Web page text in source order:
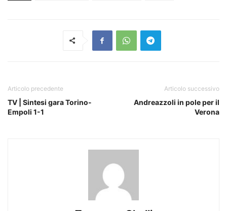
Articolo precedente
TV | Sintesi gara Torino-
Empoli 1-1
Articolo successivo
Andreazzoli in pole per il
Verona